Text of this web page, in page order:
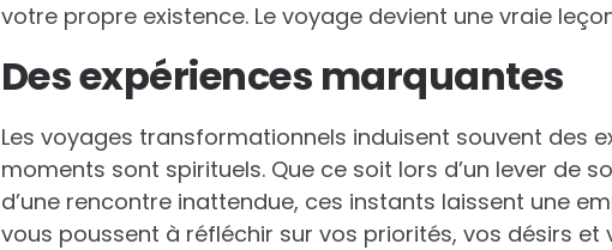
votre propre existence. Le voyage devient une vraie
Des expériences marquantes
Les voyages transformationnels induisent souvent des
moments sont spirituels. Que ce soit lors d’un lever de
d’une rencontre inattendue, ces instants laissent une
vous poussent à réfléchir sur vos priorités, vos désirs et